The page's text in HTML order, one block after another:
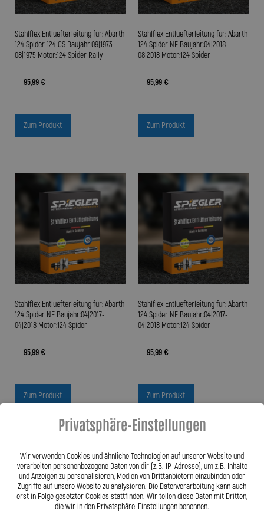
Stahlflex Entluefterleitung für: Abarth
124 Spider 124 CS Baujahr:09|1973-
08|1975 Motor:124 Spider Rally
95,99 €
Zum Produkt
Stahlflex Entluefterleitung für: Abarth
124 Spider NF Baujahr:04|2018-
08|2018 Motor:124 Spider
95,99 €
Zum Produkt
Stahlflex Entluefterleitung für: Abarth
124 Spider NF Baujahr:04|2017-
04|2018 Motor:124 Spider
95,99 €
Zum Produkt
Stahlflex Entluefterleitung für: Abarth
124 Spider NF Baujahr:04|2017-
04|2018 Motor:124 Spider
95,99 €
Zum Produkt
Privatsphäre-Einstellungen
Wir verwenden Cookies und ähnliche Technologien auf unserer Website und
verarbeiten personenbezogene Daten von dir (z.B. IP-Adresse), um z.B. Inhalte
und Anzeigen zu personalisieren, Medien von Drittanbietern einzubinden oder
Zugriffe auf unsere Website zu analysieren. Die Datenverarbeitung kann auch
erst in Folge gesetzter Cookies stattfinden. Wir teilen diese Daten mit Dritten,
die wir in den Privatsphäre-Einstellungen benennen.